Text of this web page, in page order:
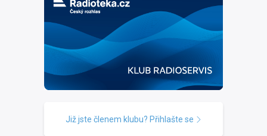
Již jste členem klubu? Přihlašte se